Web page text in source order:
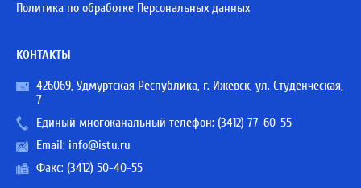
Политика по обработке Персональных данных
КОНТАКТЫ
426069, Удмуртская Республика, г. Ижевск, ул. Студенческая,
7
Единый многоканальный телефон: (3412) 77-60-55
Email: info@istu.ru
Факс: (3412) 50-40-55